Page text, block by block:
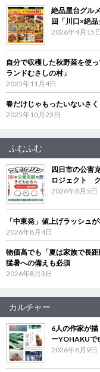
絶品屋台グル
回「川口×絶
2026年4月15日
自分で収穫した秋野菜を使
ランドむさしの村」
2025年11月4日
春だけじゃもったいないさ
2025年10月23日
ふむふむ
四日市の公害
ロジェクト
2026年8月5日
「中東発」値上げラッシュ
2026年8月4日
物価高でも「夏は家族で長
猛暑への備えも必須
2026年8月3日
カルチャー
6人の作家が
ーYOHAKUで
2026年8月9日